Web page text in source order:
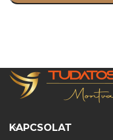
KAPCSOLAT